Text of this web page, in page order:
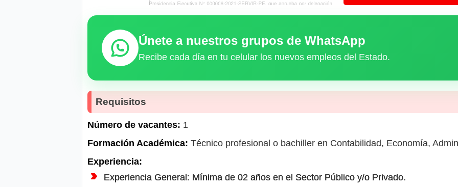
Únete a nuestros grupos de WhatsApp
Recibe cada día en tu celular los nuevos empleos del Estado.
Requisitos
Número de vacantes: 1
Formación Académica: Técnico profesional o bachiller en Contabilidad, Economía,
Experiencia:
Experiencia General: Mínima de 02 años en el Sector Público y/o Privado.